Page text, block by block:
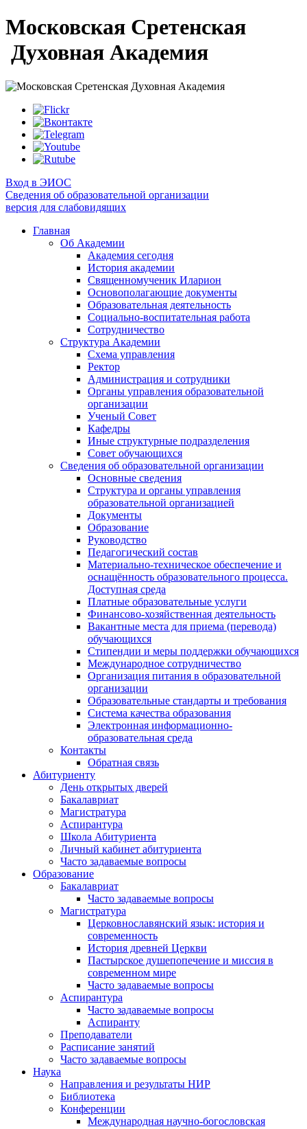
Московская Сретенская
Духовная Академия
Вход в ЭИОС
Сведения об образовательной организации
версия для слабовидящих
Главная
Об Академии
Академия сегодня
История академии
Священномученик Иларион
Основополагающие документы
Образовательная деятельность
Социально-воспитательная работа
Сотрудничество
Структура Академии
Схема управления
Ректор
Администрация и сотрудники
Органы управления образовательной
организации
Ученый Совет
Кафедры
Иные структурные подразделения
Совет обучающихся
Сведения об образовательной организации
Основные сведения
Структура и органы управления
образовательной организацией
Документы
Образование
Руководство
Педагогический состав
Материально-техническое обеспечение и
оснащённость образовательного процесса.
Доступная среда
Платные образовательные услуги
Финансово-хозяйственная деятельность
Вакантные места для приема (перевода)
обучающихся
Стипендии и меры поддержки обучающихся
Международное сотрудничество
Организация питания в образовательной
организации
Образовательные стандарты и требования
Система качества образования
Электронная информационно-
образовательная среда
Контакты
Обратная связь
Абитуриенту
День открытых дверей
Бакалавриат
Магистратура
Аспирантура
Школа Абитуриента
Личный кабинет абитуриента
Часто задаваемые вопросы
Образование
Бакалавриат
Часто задаваемые вопросы
Магистратура
Церковнославянский язык: история и
современность
История древней Церкви
Пастырское душепопечение и миссия в
современном мире
Часто задаваемые вопросы
Аспирантура
Часто задаваемые вопросы
Аспиранту
Преподаватели
Расписание занятий
Часто задаваемые вопросы
Наука
Направления и результаты НИР
Библиотека
Конференции
Международная научно-богословская